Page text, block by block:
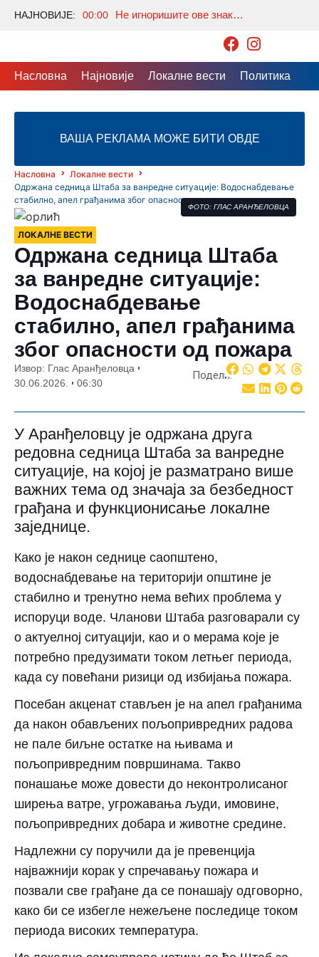
НАЈНОВИЈЕ: 00:00 Не игноришите ове знакове: Шта значи када се пробудите тачно у 3 сата ујутру?
Насловна Најновије Локалне вести Политика
ВАША РЕКЛАМА МОЖЕ БИТИ ОВДЕ
Насловна
Локалне вести
Одржана седница Штаба за ванредне ситуације: Водоснабдевање
стабилно, апел грађанима због опасности од пожара
ФОТО: ГЛАС АРАНЂЕЛОВЦА
ЛОКАЛНЕ ВЕСТИ
Одржана седница Штаба
за ванредне ситуације:
Водоснабдевање
стабилно, апел грађанима
због опасности од пожара
Извор: Глас Аранђеловца
30.06.2026.
06:30
Подели:
У Аранђеловцу је одржана друга
редовна седница Штаба за ванредне
ситуације, на којој је разматрано више
важних тема од значаја за безбедност
грађана и функционисање локалне
заједнице.
Како је након седнице саопштено,
водоснабдевање на територији општине је
стабилно и тренутно нема већих проблема у
испоруци воде. Чланови Штаба разговарали су
о актуелној ситуацији, као и о мерама које је
потребно предузимати током летњег периода,
када су повећани ризици од избијања пожара.
Посебан акценат стављен је на апел грађанима
да након обављених пољопривредних радова
не пале биљне остатке на њивама и
пољопривредним површинама. Такво
понашање може довести до неконтролисаног
ширења ватре, угрожавања људи, имовине,
пољопривредних добара и животне средине.
Надлежни су поручили да је превенција
најважнији корак у спречавању пожара и
позвали све грађане да се понашају одговорно,
како би се избегле нежељене последице током
периода високих температура.